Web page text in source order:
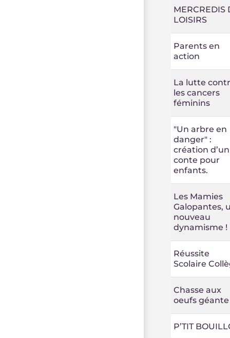
MERCREDIS
LOISIRS
Parents en
action
La lutte
les cancers
féminins
"Un arbre en
danger" :
création d’un
conte pour
enfants.
Les Mamies
Galopantes,
nouveau
dynamisme !
Réussite
Scolaire
Chasse aux
oeufs géante
P’TIT